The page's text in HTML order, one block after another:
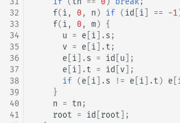
莫比
Berlekamp–Massey 算法
手指树
霍夫曼树
32
33
34
35
36
37
38
39
40
41
f(i , 0, n) if (id i == -1
f(i , 0, m) {
u = e i ].s ;
v = e i ].t ;
e i ].s = id u ];
e i ].t = id v ];
if (e i ].s != e i ].t) e
}
n = tn ;
root = id root ];